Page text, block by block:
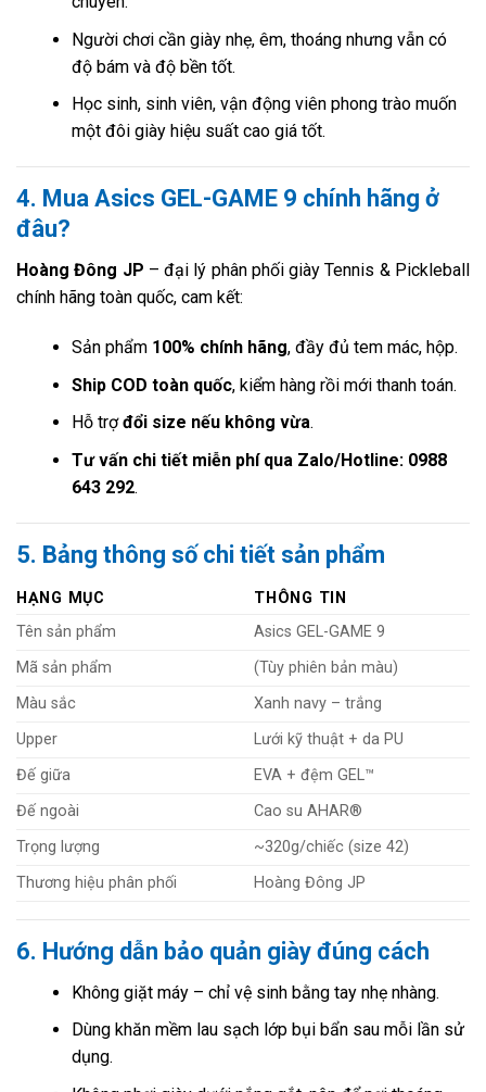
Người chơi cần giày nhẹ, êm, thoáng nhưng vẫn có
độ bám và độ bền tốt.
Học sinh, sinh viên, vận động viên phong trào muốn
một đôi giày hiệu suất cao giá tốt.
4. Mua Asics GEL-GAME 9 chính hãng ở
đâu?
Hoàng Đông JP – đại lý phân phối giày Tennis & Pickleball
chính hãng toàn quốc, cam kết:
Sản phẩm 100% chính hãng, đầy đủ tem mác, hộp.
Ship COD toàn quốc, kiểm hàng rồi mới thanh toán.
Hỗ trợđổi size nếu không vừa.
Tư vấn chi tiết miễn phí qua Zalo/Hotline: 0988
643 292.
5. Bảng thông số chi tiết sản phẩm
HẠNG MỤC
THÔNG TIN
Tên sản phẩm
Asics GEL-GAME 9
Mã sản phẩm
(Tùy phiên bản màu)
Màu sắc
Xanh navy – trắng
Upper
Lưới kỹ thuật + da PU
Đế giữa
EVA + đệm GEL™
Đế ngoài
Cao su AHAR®
Trọng lượng
~320g/chiếc (size 42)
Thương hiệu phân phối
Hoàng Đông JP
6. Hướng dẫn bảo quản giày đúng cách
Không giặt máy – chỉ vệ sinh bằng tay nhẹ nhàng.
Dùng khăn mềm lau sạch lớp bụi bẩn sau mỗi lần sử
dụng.